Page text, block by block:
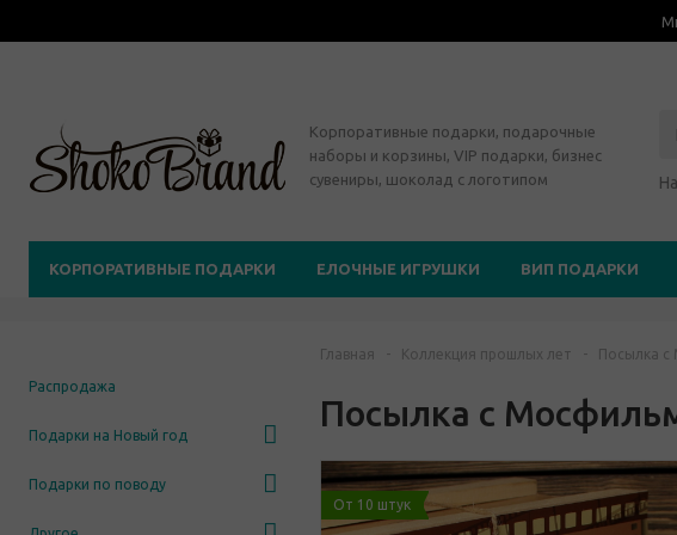
Корпоративные подарки, подарочные
наборы и корзины, VIP подарки, бизнес
сувениры, шоколад с логотипом
КОРПОРАТИВНЫЕ ПОДАРКИ ЕЛОЧНЫЕ ИГРУШКИ ВИП ПОДАРКИ
Распродажа
Подарки на Новый год
Подарки по поводу
Главная - Коллекция прошлых лет - Посылка
Посылка с
От 10 штук